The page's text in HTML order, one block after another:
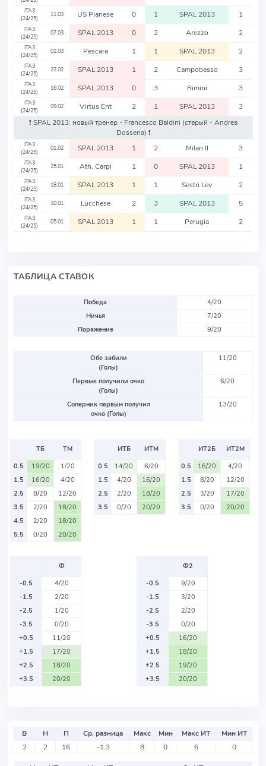
ITA3
(24/25)
11.03 US Pianese 0 1 SPAL 2013 1
ITA3
(24/25)
07.03 SPAL 2013 0 2 Arezzo 2
ITA3
(24/25)
01.03 Pescara 1 1 SPAL 2013 2
ITA3
(24/25)
22.02 SPAL 2013 1 2 Campobasso 3
ITA3
(24/25)
16.02 SPAL 2013 0 3 Rimini 3
ITA3
(24/25)
09.02 Virtus Ent 2 1 SPAL 2013
3
❗️ SPAL 2013: новый тренер - Francesco Baldini (старый - Andrea
Dossena) ❗️
ITA3
(24/25)
01.02 SPAL 2013 1 2 Milan II 3
ITA3
(24/25)
25.01 Ath. Carpi 1 0 SPAL 2013 1
ITA3
(24/25)
18.01 SPAL 2013 1 1 Sestri Lev 2
ITA3
(24/25)
10.01 Lucchese 2 3 SPAL 2013 5
ITA3
(24/25)
05.01 SPAL 2013 1 1 Perugia 2
ТАБЛИЦА СТАВОК
Победа
4/20
Ничья
7/20
Поражение
9/20
Обе забили
(Голы)
11/20
Первые получили очко
(Голы)
6/20
Соперник первым получил
очко (Голы)
13/20
ТБ
ТМ
0.5
19/20
1/20
1.5
16/20
4/20
2.5
8/20
12/20
3.5
2/20
18/20
4.5
2/20
18/20
5.5
0/20 20/20
ИТБ
ИТМ
0.5
14/20
6/20
1.5
4/20
16/20
2.5
2/20
18/20
3.5
0/20 20/20
ИТ2Б
ИТ2М
0.5
16/20
4/20
1.5
8/20
12/20
2.5
3/20
17/20
3.5
0/20 20/20
Ф
-0.5
4/20
-1.5
2/20
-2.5
1/20
-3.5
0/20
+0.5
11/20
+1.5
17/20
+2.5
18/20
+3.5
20/20
Ф2
-0.5
9/20
-1.5
3/20
-2.5
2/20
-3.5
0/20
+0.5
16/20
+1.5
18/20
+2.5
19/20
+3.5
20/20
В Н П Ср. разница Макс Мин Макс ИТ
Мин ИТ
2
2 16 -1.3 8 0 6 0